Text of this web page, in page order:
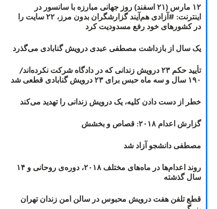
۱۲ مارس (۲۱ اسفند) روز جهانی مبارزه با سانسور در
اینترنت: #آزادی هم‌آیند گزارشگران‌ بدون مرز، ۲۲ سایت را
در کشورهای خود رفع مسدودیت کرد
یک سال از بازداشت مصطفی عبدی درویش گنابادی می‌گذرد
تأیید حکم ۲۳ درویش زندانی که در دادگاه شرکت نکرده‌اند/
۱۹۰ سال و سه ماه حبس برای ۲۳ درویش گنابادی قطعی شد
خطر از دست دادن کلیه، یک درویش زندانی را تهدید می‌کند
گزارش اعدام ۲۰۱۸: قصاص و بخشش
مصطفی دانشجو آزاد شد
روند اعدام‌ها در ماه‌های مختلف ۲۰۱۸، دوره‌ی روحانی و ۱۴
سال گذشته
قطع تلفن هفت درویش محبوس در سالن امن زندان تهران